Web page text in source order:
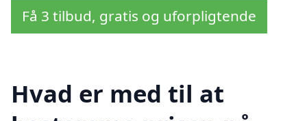
Få 3 tilbud, gratis og uforpligtende
Hvad er med til at